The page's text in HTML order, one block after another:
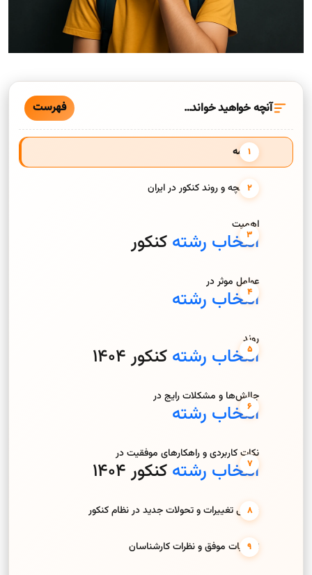
آنچه خواهید خواند… فهرست
مقدمه
تاریخچه و روند کنکور در ایران
اهمیت
انتخاب رشته کنکور
عوامل موثر در
انتخاب رشته
روند
انتخاب رشته کنکور 1404
چالش‌ها و مشکلات رایج در
انتخاب رشته
نکات کاربردی و راهکارهای موفقیت در
انتخاب رشته کنکور 1404
بررسی تغییرات و تحولات جدید در نظام کنکور
تجربیات موفق و نظرات کارشناسان